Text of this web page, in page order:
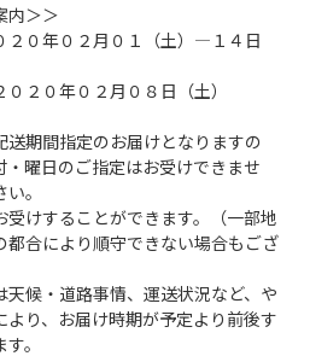
内＞＞
２０年０２月０１（土）―１４日
２０年０２月０８日（土）
期間指定のお届けとなりますの
・曜日のご指定はお受けできませ
。
けすることができます。（一部地
都合により順守できない場合もござ
候・道路事情、運送状況など、や
より、お届け時期が予定より前後す
。